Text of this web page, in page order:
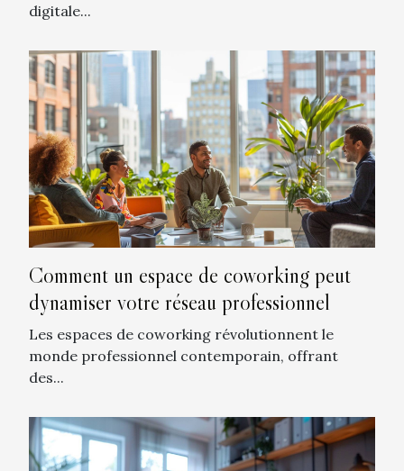
digitale...
Comment un espace de coworking peut
dynamiser votre réseau professionnel
Les espaces de coworking révolutionnent le
monde professionnel contemporain, offrant
des...